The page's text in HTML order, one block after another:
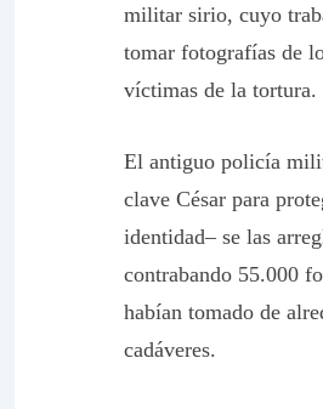
militar sirio, cuyo
tomar fotografías de
víctimas de la tortura.
El antiguo policía
clave César para
identidad– se las
contrabando 55.000
habían tomado de
cadáveres.